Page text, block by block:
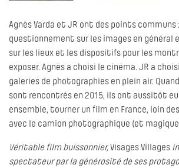
Agnès Varda et JR ont des points communs
questionnement sur les images en général
sur les lieux et les dispositifs pour les
exposer. Agnès a choisi le cinéma. JR a
galeries de photographies en plein air.
sont rencontrés en 2015, ils ont aussitôt
ensemble, tourner un film en France, loin
avec le camion photographique (et
Véritable film buissonnier,Visages Villages
spectateur par la générosité de ses